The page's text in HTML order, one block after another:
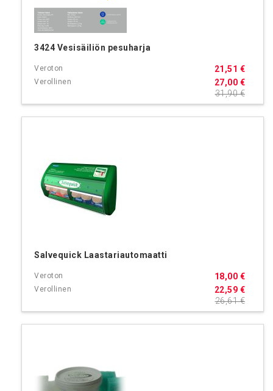
3424 Vesisäiliön pesuharja
27,00 €
21,51 €
31,90 €
Salvequick Laastariautomaatti
22,59 €
18,00 €
26,61 €